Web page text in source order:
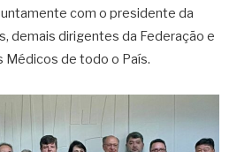
com o presidente da
demais dirigentes da Federação e
de todo o País.